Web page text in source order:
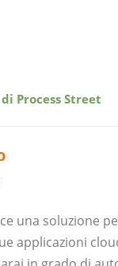
Process Street
una soluzione
applicazioni